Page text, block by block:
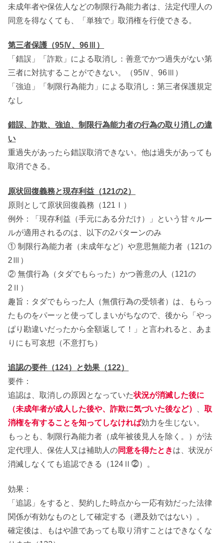
未成年者や保佐人などの制限行為能力者は、法定代理人の
同意を得なくても、「単独で」取消権を行使できる。
第三者保護（95Ⅳ、96Ⅲ）
「錯誤」「詐欺」による取消し：善意でかつ過失がない第
三者に対抗することができない。（95Ⅳ、96Ⅲ）
「強迫」「制限行為能力」による取消し：第三者保護規定
なし
錯誤、詐欺、強迫、制限行為能力者の行為の取り消しの違
い
重過失があったら錯誤取消できない。他は過失があっても
取消できる。
原状回復義務と現存利益（121の2）
原則として原状回復義務（121Ⅰ）
例外：「現存利益（手元にある分だけ）」という甘々ルー
ルが適用されるのは、以下の2パターンのみ
① 制限行為能力者（未成年など）や意思無能力者（121の
2Ⅲ）
② 無償行為（タダでもらった）かつ善意の人（121の
2Ⅱ）
趣旨：タダでもらった人（無償行為の受領者）は、もらっ
たものをパーッと使ってしまいがちなので、後から「やっ
ぱり勘違いだったから全額返して！」と言われると、あま
りにも可哀想（不意打ち）
追認の要件（124）と効果（122）
要件：
追認は、取消しの原因となっていた状況が消滅した後に
（未成年者が成人した後や、詐欺に気づいた後など）
取
消権を有することを知ってしなければ効力を生じない。
もっとも、制限行為能力者（成年被後見人を除く。）が法
定代理人、保佐人又は補助人の同意を得たときは、状況が
消滅しなくても追認できる（124Ⅱ⓶）。
効果：
「追認」をすると、契約した時点から一応有効だった法律
関係が有効なものとして確定する（遡及効ではない）。
確定後は、もはや誰であっても取り消すことはできなくな